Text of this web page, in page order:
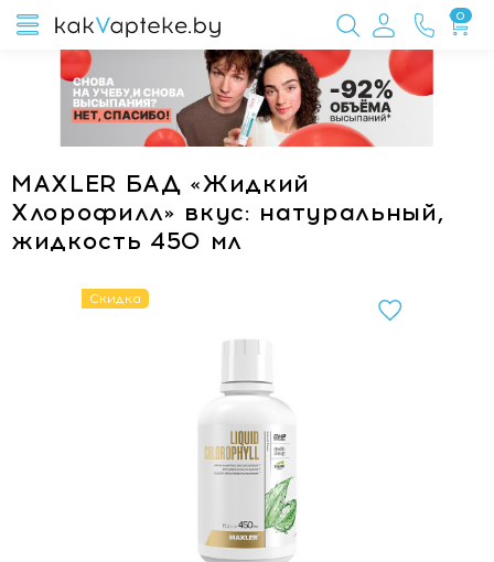
0
MAXLER БАД «Жидкий
Хлорофилл» вкус: натуральный,
жидкость 450 мл
Скидка